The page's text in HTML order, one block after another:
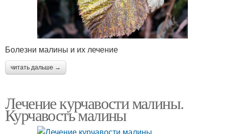
Болезни малины и их лечение
читать дальше →
Лечение курчавости малины.
Курчавость малины